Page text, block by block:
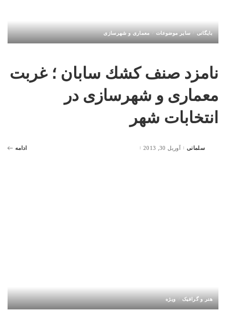
بایگانی سایر موضوعات معماری و شهرسازی
نامزد صنف كشك سابان ؛ غربت
معماری و شهرسازی در
انتخابات شهر
Postedسلمانی آوریل 30, 2013 ادامه
هنر و گرافیک ویژه